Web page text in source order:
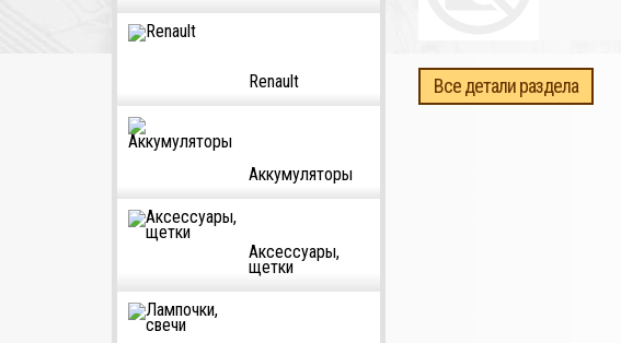
Renault
Аккумуляторы
Аксессуары,
щетки
Все детали раздела